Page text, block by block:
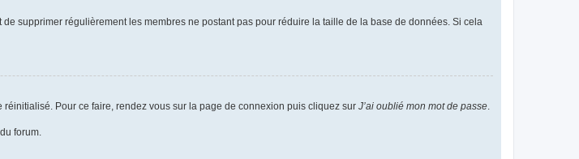
supprimer régulièrement les membres ne postant pas pour réduire la taille de la base de données. Si cela
Pour ce faire, rendez vous sur la page de connexion puis cliquez sur J’ai oublié mon mot de passe.
forum.